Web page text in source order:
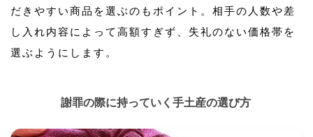
だきやすい商品を選ぶのもポイント。相手の人数や差
し入れ内容によって高額すぎず、失礼のない価格帯を
選ぶようにします。
謝罪の際に持っていく手土産の選び方